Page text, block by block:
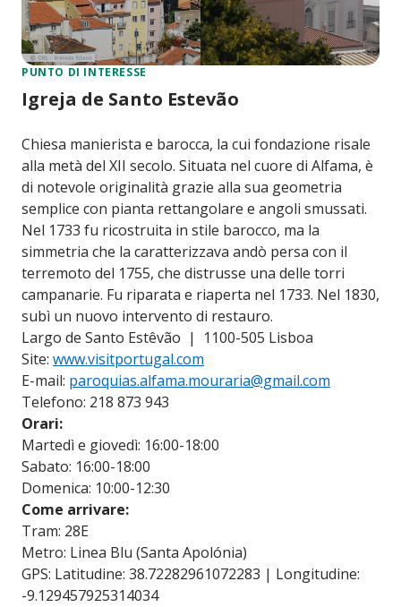
PUNTO DI INTERESSE
Igreja de Santo Estevão
Chiesa manierista e barocca, la cui fondazione risale
alla metà del XII secolo. Situata nel cuore di Alfama, è
di notevole originalità grazie alla sua geometria
semplice con pianta rettangolare e angoli smussati.
Nel 1733 fu ricostruita in stile barocco, ma la
simmetria che la caratterizzava andò persa con il
terremoto del 1755, che distrusse una delle torri
campanarie. Fu riparata e riaperta nel 1733. Nel 1830,
subì un nuovo intervento di restauro.
Largo de Santo Estêvão | 1100-505 Lisboa
Site: www.visitportugal.com
E-mail: paroquias.alfama.mouraria@gmail.com
Telefono: 218 873 943
Orari:
Martedì e giovedì: 16:00-18:00
Sabato: 16:00-18:00
Domenica: 10:00-12:30
Come arrivare:
Tram: 28E
Metro: Linea Blu (Santa Apolónia)
GPS: Latitudine: 38.72282961072283 | Longitudine:
-9.129457925314034